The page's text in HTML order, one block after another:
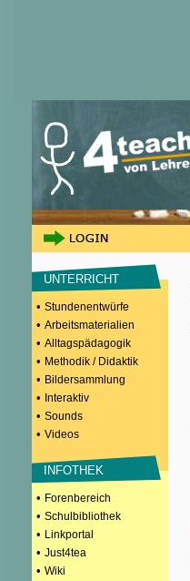
UNTERRICHT
• Stundenentwürfe
• Arbeitsmaterialien
• Alltagspädagogik
• Methodik / Didaktik
• Bildersammlung
• Interaktiv
• Sounds
• Videos
INFOTHEK
• Forenbereich
• Schulbibliothek
• Linkportal
• Just4tea
• Wiki